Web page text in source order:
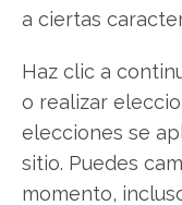
a ciertas
Haz clic a
o realizar
elecciones se
sitio. Puedes
momento,
contundentes:
invertir o es
gratuito actual
exactamente
Ocugen: